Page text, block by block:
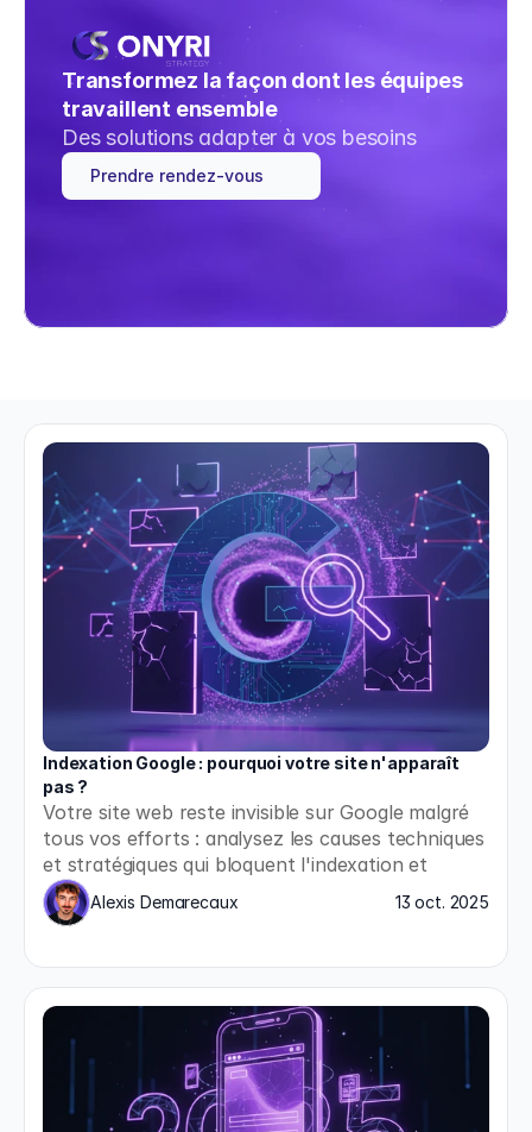
Transformez la façon dont les équipes
travaillent ensemble
Des solutions adapter à vos besoins
Prendre rendez-vous
Indexation Google : pourquoi votre site n'apparaît
pas ?
Votre site web reste invisible sur Google malgré
tous vos efforts : analysez les causes techniques
et stratégiques qui bloquent l'indexation et
appliquez les solutions concrètes pour enfin
apparaître dans les résultats de recherche.
Alexis Demarecaux 13 oct. 2025